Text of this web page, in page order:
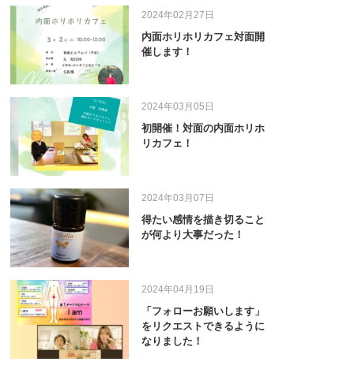
2024年02月27日
内面ホリホリカフェ対面開
催します！
2024年03月05日
初開催！対面の内面ホリホ
リカフェ！
2024年03月07日
得たい感情を描き切ること
が何より大事だった！
2024年04月19日
「フォローお願いします」
をリクエストできるように
なりました！